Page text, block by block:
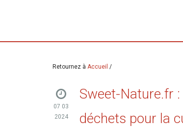
Retournez à Accueil /
07 03
2024
Sweet-Nature.fr
déchets pour la